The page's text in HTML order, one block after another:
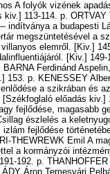
A folyók vizének
113-114. p.
indítványa a budapesti
megszüntetésével a
elemről. [Kiv.]
[Kiv.]
Ferdinánd
p. KENESSEY
a szikrában és
előadás
fejlődése, magasabb
észlelés a
fejlődése
THEWREWK Emil A
a kormányzói
192. p.
Áron Temesvári